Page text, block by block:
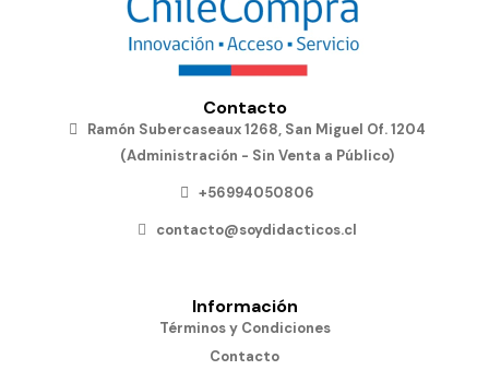
Contacto
Ramón Subercaseaux 1268, San Miguel Of. 1204
(Administración - Sin Venta a Público)
+56994050806
contacto@soydidacticos.cl
Información
Términos y Condiciones
Contacto